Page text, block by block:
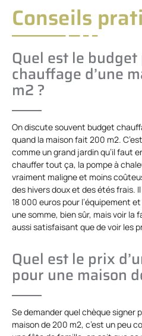
Conseils
Quel est le
chauffage d’une
m2 ?
On discute souvent budget
quand la maison fait 200 m2.
comme un grand jardin qu’il faut
chauffer tout ça, la pompe à
vraiment maligne et moins
des hivers doux et des étés frais.
18 000 euros pour l’équipement
une somme, bien sûr, mais voir la
aussi satisfaisant que de voir les
Quel est le prix
pour une maison
Se demander quel chèque signer
maison de 200 m2, c’est un peu